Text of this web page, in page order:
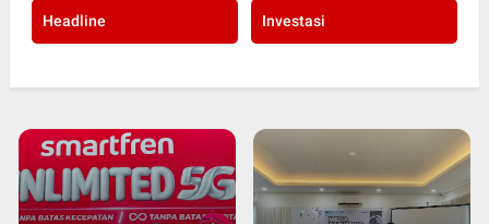
Headline Investasi